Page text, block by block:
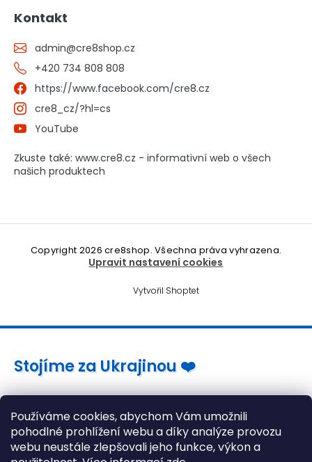
Používáme cookies, abychom Vám umožnili
pohodlné prohlížení webu a díky analýze provozu
webu neustále zlepšovali jeho funkce, výkon a
Kontakt
admin@cre8shop.cz
+420 734 808 808
https://www.facebook.com/cre8.cz
cre8_cz/?hl=cs
YouTube
Zkuste také: www.cre8.cz - informativní web o všech
našich produktech
Vytvořil Shoptet
Copyright 2026cre8shop. Všechna práva vyhrazena.
Upravit nastavení cookies
Stojíme za Ukrajinou ❤️
Jak a čím pomoci »